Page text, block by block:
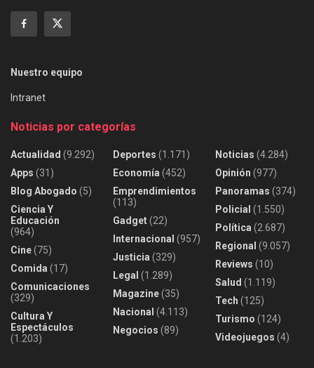
Nuestro equipo
Intranet
Noticias por categorías
Actualidad (9.292)
Apps (31)
Blog Abogado (5)
Ciencia Y
Educación
(964)
Cine(75)
Comida (17)
Comunicaciones
(329)
Cultura Y
Espectáculos
(1.203)
Deportes (1.171)
Economía (452)
Emprendimientos
(113)
Gadget(22)
Internacional (957)
Justicia (329)
Legal (1.289)
Magazine(35)
Nacional (4.113)
Negocios (89)
Noticias (4.284)
Opinión (977)
Panoramas (374)
Policial (1.550)
Política (2.687)
Regional (9.057)
Reviews (10)
Salud (1.119)
Tech (125)
Turismo (124)
Videojuegos (4)